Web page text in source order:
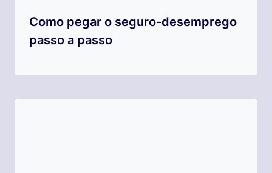
Como pegar o seguro-desemprego
passo a passo